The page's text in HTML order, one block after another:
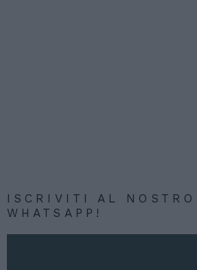
ISCRIVITI AL NOSTRO
WHATSAPP!